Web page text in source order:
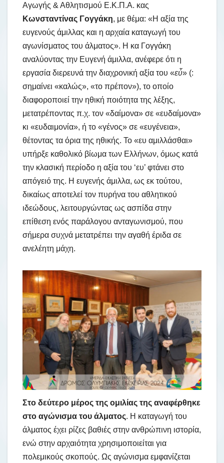
Αγωγής & Αθλητισμού Ε.Κ.Π.Α. κας
Κωνσταντίνας Γογγάκη, με θέμα: «Η αξία της
ευγενούς άμιλλας και η αρχαία καταγωγή του
αγωνίσματος του άλματος». Η κα Γογγάκη
αναλύοντας την Ευγενή άμιλλα, ανέφερε ότι η
εργασία διερευνά την διαχρονική αξία του «εὖ» (:
σημαίνει «καλώς», «το πρέπον»), το οποίο
διαφοροποιεί την ηθική ποιότητα της λέξης,
μετατρέποντας π.χ. τον «δαίμονα» σε «ευδαίμονα»
κι «ευδαιμονία», ή το «γένος» σε «ευγένεια»,
θέτοντας τα όρια της ηθικής. Το «ευ αμιλλάσθαι»
υπήρξε καθολικό βίωμα των Ελλήνων, όμως κατά
την κλασική περίοδο η αξία του ‘ευ’ φτάνει στο
απόγειό της. Η ευγενής άμιλλα, ως εκ τούτου,
δικαίως αποτελεί τον πυρήνα του αθλητικού
ιδεώδους, λειτουργώντας ως ασπίδα στην
επίθεση ενός παράλογου ανταγωνισμού, που
σήμερα συχνά μετατρέπει την αγαθή έριδα σε
ανελέητη μάχη.
Στο δεύτερο μέρος της ομιλίας της αναφέρθηκε
στο αγώνισμα του άλματος. Η καταγωγή του
άλματος έχει ρίζες βαθιές στην ανθρώπινη ιστορία,
ενώ στην αρχαιότητα χρησιμοποιείται για
πολεμικούς σκοπούς. Ως αγώνισμα εμφανίζεται